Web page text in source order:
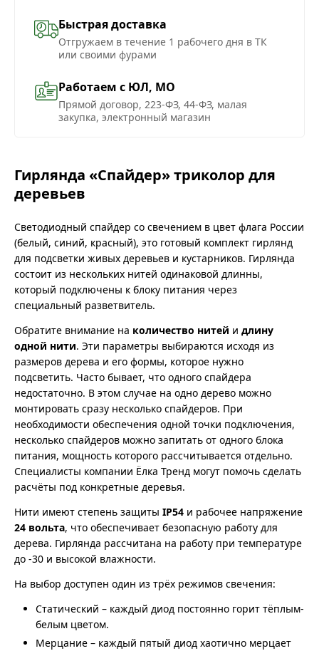
Быстрая доставка
Отгружаем в течение 1 рабочего дня в ТК
или своими фурами
Работаем с ЮЛ, МО
Прямой договор, 223-ФЗ, 44-ФЗ, малая
закупка, электронный магазин
Гирлянда «Спайдер» триколор для
деревьев
Светодиодный спайдер со свечением в цвет флага России
(белый, синий, красный), это готовый комплект гирлянд
для подсветки живых деревьев и кустарников. Гирлянда
состоит из нескольких нитей одинаковой длинны,
который подключены к блоку питания через
специальный разветвитель.
Обратите внимание на количество нитей и длину
одной нити. Эти параметры выбираются исходя из
размеров дерева и его формы, которое нужно
подсветить. Часто бывает, что одного спайдера
недостаточно. В этом случае на одно дерево можно
монтировать сразу несколько спайдеров. При
необходимости обеспечения одной точки подключения,
несколько спайдеров можно запитать от одного блока
питания, мощность которого рассчитывается отдельно.
Специалисты компании Ёлка Тренд могут помочь сделать
расчёты под конкретные деревья.
Нити имеют степень защиты IP54 и рабочее напряжение
24 вольта, что обеспечивает безопасную работу для
дерева. Гирлянда рассчитана на работу при температуре
до -30 и высокой влажности.
На выбор доступен один из трёх режимов свечения:
Статический – каждый диод постоянно горит тёплым-
белым цветом.
Мерцание – каждый пятый диод хаотично мерцает